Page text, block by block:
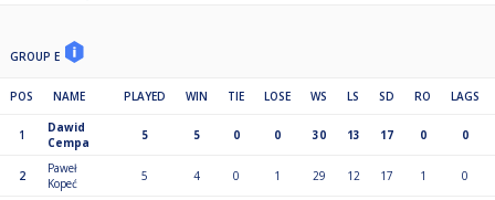
GROUP E
POS NAME PLAYED WIN TIE LOSE WS LS SD RO LAGS
1
Dawid
Cempa
5 5 0 0 30 13 17 0 0
2
Paweł
Kopeć
5 4 0 1 29 12 17 1 0